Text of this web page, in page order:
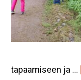
tapaamiseen ja …